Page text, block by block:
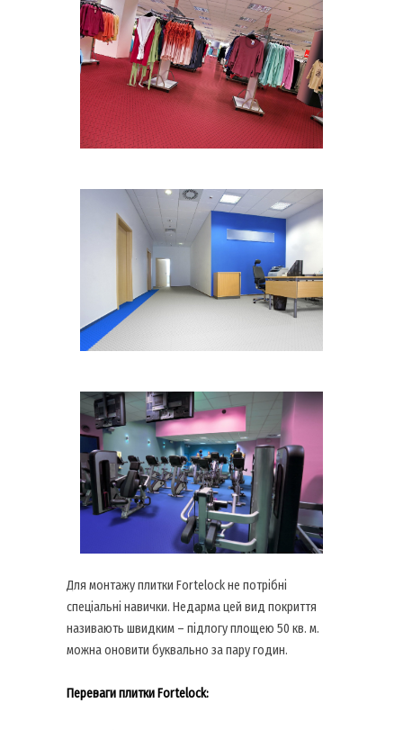
Для монтажу плитки Fortelock не потрібні
спеціальні навички. Недарма цей вид покриття
називають швидким – підлогу площею 50 кв. м.
можна оновити буквально за пару годин.
Переваги плитки Fortelock: